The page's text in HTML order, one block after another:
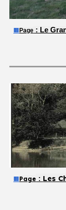
🟧Page : Le
🟧 Page : Les